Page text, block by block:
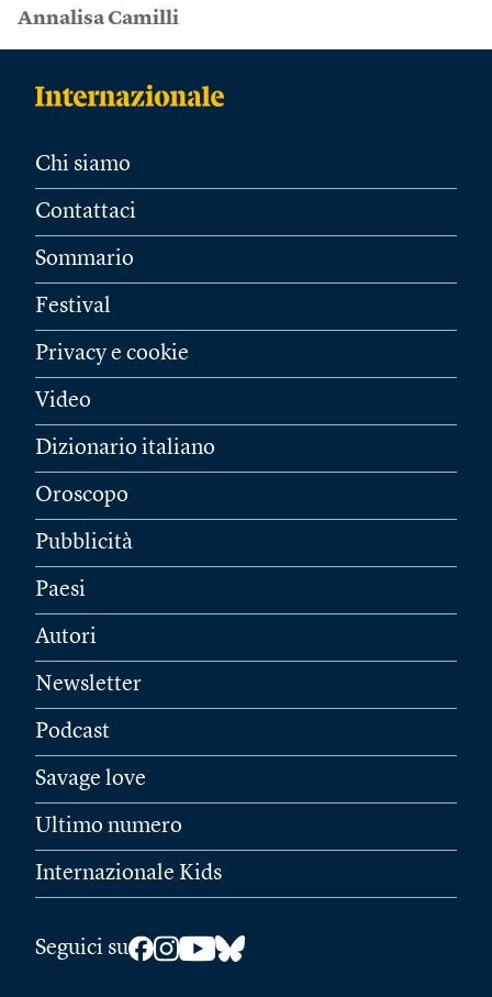
Annalisa Camilli
Chi siamo
Contattaci
Sommario
Festival
Privacy e cookie
Video
Dizionario italiano
Oroscopo
Pubblicità
Paesi
Autori
Newsletter
Podcast
Savage love
Ultimo numero
Internazionale Kids
Seguici su